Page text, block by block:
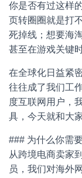
你是否有过这样
页转圈圈就是打
死掉线；想要海
甚至在游戏关键
在全球化日益紧
往往成了我们工
度互联网用户，
具，今天就和大
### 为什么你需
从跨境电商卖家
员，我们对海外